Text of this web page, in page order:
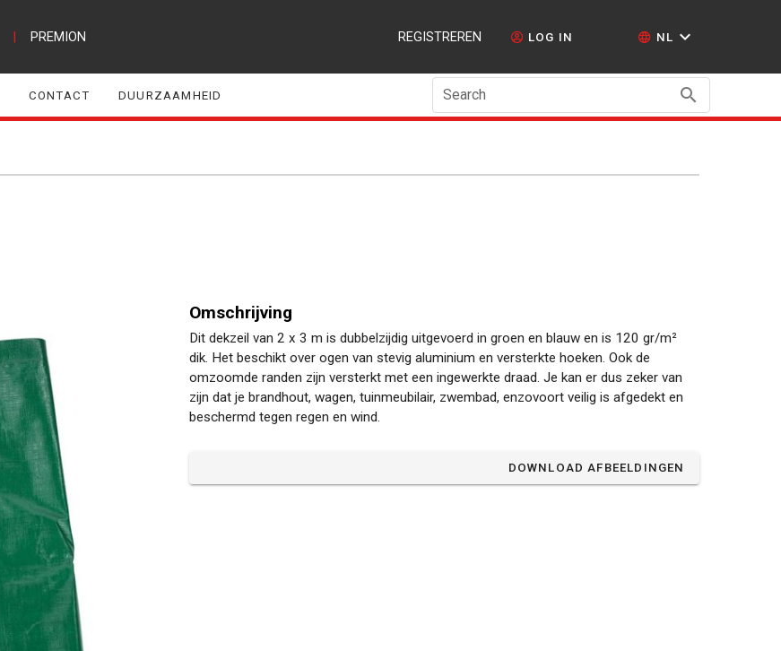
PREMION REGISTREREN LOG IN NL
CONTACT DUURZAAMHEID Search
Omschrijving
Dit dekzeil van 2 x 3 m is dubbelzijdig uitgevoerd in groen en blauw en is 120 gr/m²
dik. Het beschikt over ogen van stevig aluminium en versterkte hoeken. Ook de
omzoomde randen zijn versterkt met een ingewerkte draad. Je kan er dus zeker van
zijn dat je brandhout, wagen, tuinmeubilair, zwembad, enzovoort veilig is afgedekt en
beschermd tegen regen en wind.
DOWNLOAD AFBEELDINGEN